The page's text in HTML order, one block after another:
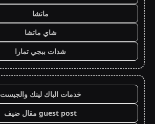
ماتشا
شاي ماتشا
شدات ببجي تمارا
خدمات الباك لينك والجيست
guest post مقال ضيف